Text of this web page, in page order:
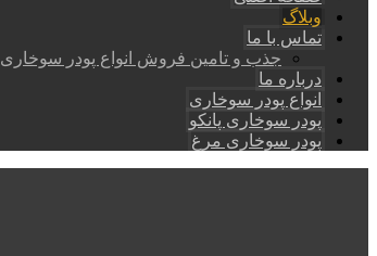
وبلاگ
تماس با ما
جذب و تامین فروش انواع پودر سوخاری
درباره ما
انواع پودر سوخاری
پودر سوخاری پانکو
پودر سوخاری مرغ